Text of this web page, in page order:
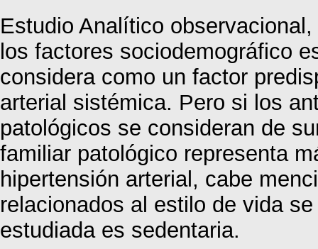
Estudio Analítico
los factores sociodemográfico
considera como un factor
arterial sistémica. Pero si los
patológicos se consideran de
familiar patológico representa
hipertensión arterial, cabe
relacionados al estilo de vida
estudiada es sedentaria.